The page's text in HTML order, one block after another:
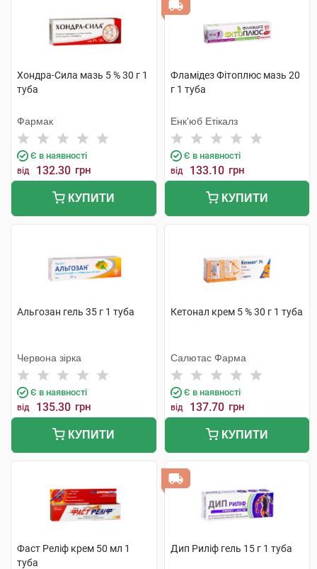
Хондра-Сила мазь 5 % 30 г 1
туба
Фармак
Є в наявності
від 132.30 грн
КУПИТИ
Фламідез Фітоплюс мазь 20
г 1 туба
Енк'юб Етікалз
Є в наявності
від 133.10 грн
КУПИТИ
Альгозан гель 35 г 1 туба
Червона зірка
Є в наявності
від 135.30 грн
КУПИТИ
Кетонал крем 5 % 30 г 1 туба
Салютас Фарма
Є в наявності
від 137.70 грн
КУПИТИ
Фаст Реліф крем 50 мл 1
туба
Дип Риліф гель 15 г 1 туба